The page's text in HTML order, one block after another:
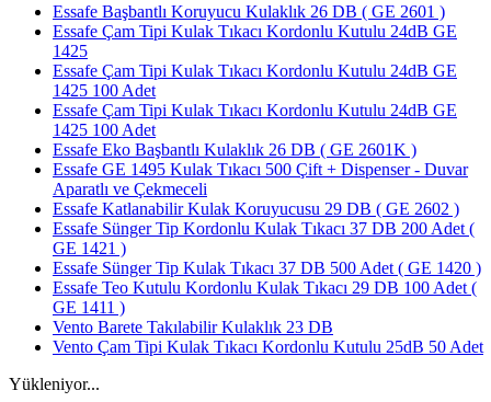
Essafe Başbantlı Koruyucu Kulaklık 26 DB ( GE 2601 )
Essafe Çam Tipi Kulak Tıkacı Kordonlu Kutulu 24dB GE
1425
Essafe Çam Tipi Kulak Tıkacı Kordonlu Kutulu 24dB GE
1425 100 Adet
Essafe Çam Tipi Kulak Tıkacı Kordonlu Kutulu 24dB GE
1425 100 Adet
Essafe Eko Başbantlı Kulaklık 26 DB ( GE 2601K )
Essafe GE 1495 Kulak Tıkacı 500 Çift + Dispenser - Duvar
Aparatlı ve Çekmeceli
Essafe Katlanabilir Kulak Koruyucusu 29 DB ( GE 2602 )
Essafe Sünger Tip Kordonlu Kulak Tıkacı 37 DB 200 Adet (
GE 1421 )
Essafe Sünger Tip Kulak Tıkacı 37 DB 500 Adet ( GE 1420 )
Essafe Teo Kutulu Kordonlu Kulak Tıkacı 29 DB 100 Adet (
GE 1411 )
Vento Barete Takılabilir Kulaklık 23 DB
Vento Çam Tipi Kulak Tıkacı Kordonlu Kutulu 25dB 50 Adet
Yükleniyor...